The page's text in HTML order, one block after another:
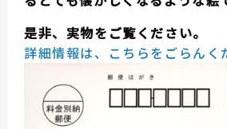
是非、実物をご覧ください。
詳細情報は、こちらをごらんく